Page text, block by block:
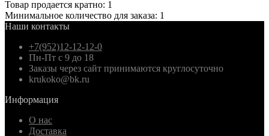
Товар продается кратно: 1
Минимальное количество для заказа: 1
Наши контакты
+7(952)12-12-12-0
Пн-Пт с 9 до 18
Заказы через сайт принимаются круглосуточно
krukoko@bk.ru
Информация
О нас
Доставка